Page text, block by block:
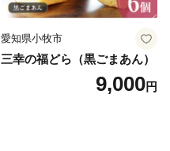
愛知県小牧市
三幸の福どら（黒ごまあん）
9,000円